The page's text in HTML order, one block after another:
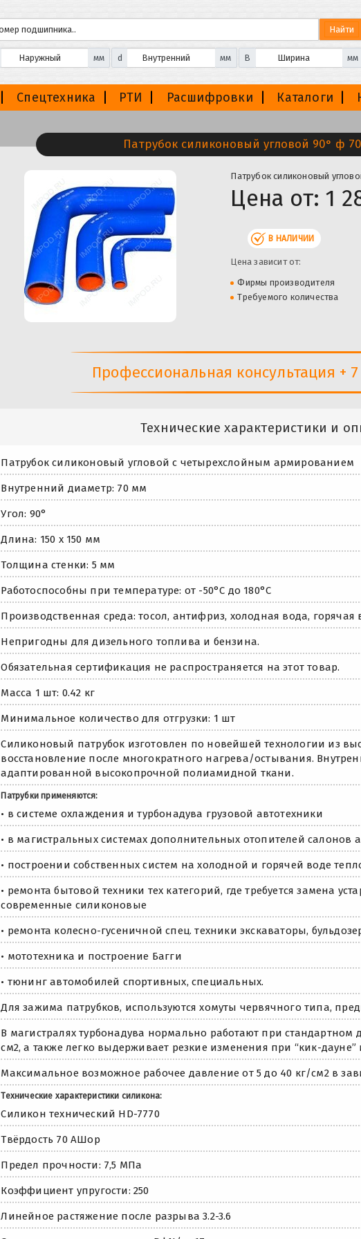
мм d мм B мм
Спецтехника РТИ Расшифровки Каталоги
Патрубок силиконовый угловой 90° ф
Патрубок силиконовый
Цена от: 1
В НАЛИЧИИ
Цена зависит от:
Фирмы производителя
Требуемого количества
Профессиональная консультация + 7
Технические характеристики и
Патрубок силиконовый угловой с четырехслойным армированием
Внутренний диаметр: 70 мм
Угол: 90°
Длина: 150 х 150 мм
Толщина стенки: 5 мм
Работоспособны при температуре: от -50°С до 180°С
Производственная среда: тосол, антифриз, холодная вода, горячая
Непригодны для дизельного топлива и бензина.
Обязательная сертификация не распространяется на этот товар.
Масса 1 шт: 0.42 кг
Минимальное количество для отгрузки: 1 шт
Силиконовый патрубок изготовлен по новейшей технологии из
восстановление после многократного нагрева/остывания.
адаптированной высокопрочной полиамидной ткани.
Патрубки применяются:
• в системе охлаждения и турбонадува грузовой автотехники
• в магистральных системах дополнительных отопителей салонов
• построении собственных систем на холодной и горячей воде
• ремонта бытовой техники тех категорий, где требуется замена
современные силиконовые
• ремонта колесно-гусеничной спец. техники экскаваторы,
• мототехника и построение Багги
• тюнинг автомобилей спортивных, специальных.
Для зажима патрубков, используются хомуты червячного типа,
В магистралях турбонадува нормально работают при стандартном
см2, а также легко выдерживает резкие изменения при “кик-дауне”
Максимальное возможное рабочее давление от 5 до 40 кг/см2 в
Технические характеристики силикона:
Силикон технический HD-7770
Твёрдость 70 АШор
Предел прочности: 7,5 МПа
Коэффициент упругости: 250
Линейное растяжение после разрыва 3.2-3.6